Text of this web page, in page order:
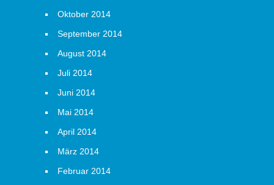
Oktober 2014
September 2014
August 2014
Juli 2014
Juni 2014
Mai 2014
April 2014
März 2014
Februar 2014